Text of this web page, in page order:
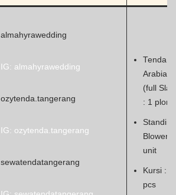
almahyrawedding
IG: almahyrawedding
ozytenda.tangerang
IG: ozytenda.tangerang
sewatendatangerang
Tenda
Arabian
(full
: 1 plong
Standing
Blower :
unit
Kursi :
pcs